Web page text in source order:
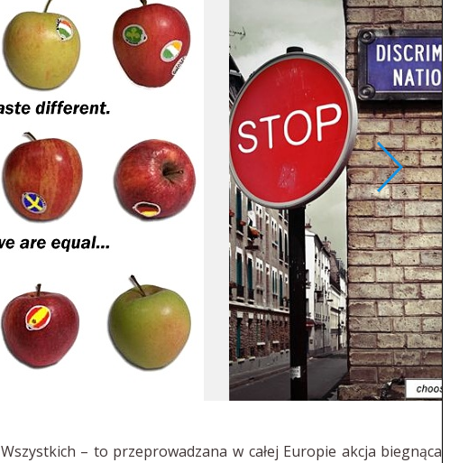
– to przeprowadzana w całej Europie akcja biegnąca